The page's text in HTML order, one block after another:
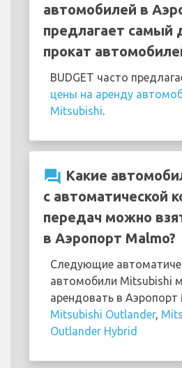
автомобилей в
предлагает самый
прокат
BUDGET часто
цены на аренду
Mitsubishi.
question_answer Какие
с автоматической
передач можно
в Аэропорт Malmo?
Следующие
автомобили Mitsubishi
арендовать в Аэропорт
Mitsubishi Outlander,
Outlander Hybrid